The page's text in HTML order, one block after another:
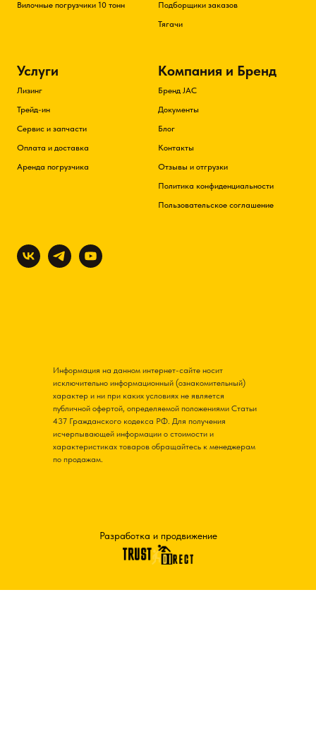
Вилочные погрузчики 10 тонн
Подборщики заказов
Тягачи
Услуги
Лизинг
Трейд-ин
Сервис и запчасти
Оплата и доставка
Аренда погрузчика
Компания и Бренд
Бренд JAC
Документы
Блог
Контакты
Отзывы и отгрузки
Политика конфиденциальности
Пользовательское соглашение
Разработка и продвижение
Информация на данном интернет-сайте носит
исключительно информационный (ознакомительный)
характер и ни при каких условиях не является
публичной офертой, определяемой положениями Статьи
437 Гражданского кодекса РФ. Для получения
исчерпывающей информации о стоимости и
характеристиках товаров обращайтесь к менеджерам
по продажам.